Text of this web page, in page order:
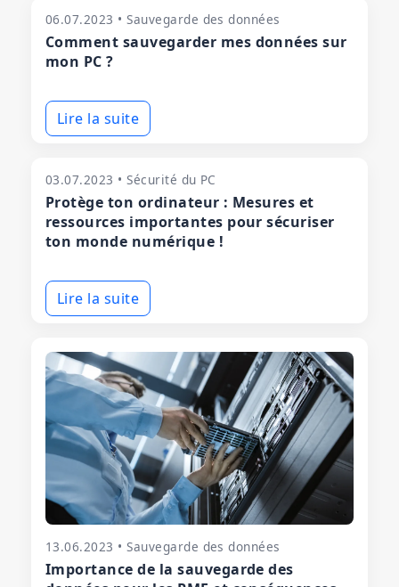
06.07.2023 • Sauvegarde des données
Comment sauvegarder mes données sur
mon PC ?
Lire la suite
03.07.2023 • Sécurité du PC
Protège ton ordinateur : Mesures et
ressources importantes pour sécuriser
ton monde numérique !
Lire la suite
13.06.2023 • Sauvegarde des données
Importance de la sauvegarde des